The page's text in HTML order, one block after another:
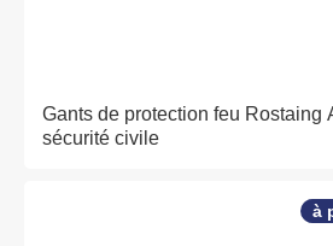
Gants de protection feu Rostaing
sécurité civile
à